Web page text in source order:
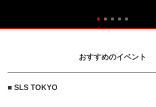
おすすめのイベント
■ SLS TOKYO